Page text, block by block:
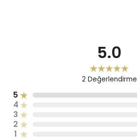
5.0
2 Değerlendirme
5
4
3
2
1